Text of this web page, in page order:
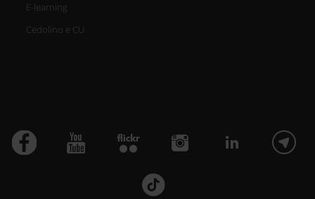
E-learning
Cedolino e CU